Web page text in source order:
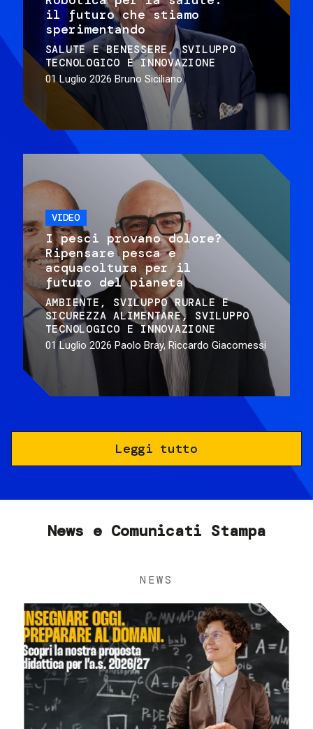
il futuro che stiamo
sperimentando
SALUTE E BENESSERE
SVILUPPO
TECNOLOGICO E INNOVAZIONE
01 Luglio 2026 Bruno Siciliano
VIDEO
I pesci provano dolore?
Ripensare pesca e
acquacoltura per il
futuro del pianeta
AMBIENTE
SVILUPPO RURALE E
SICUREZZA ALIMENTARE
SVILUPPO
TECNOLOGICO E INNOVAZIONE
01 Luglio 2026 Paolo Bray, Riccardo Giacomessi
Leggi tutto
News e Comunicati Stampa
NEWS